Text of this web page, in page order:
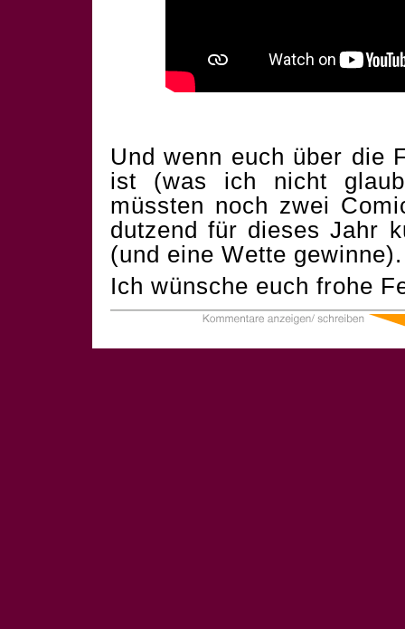
Und wenn euch über die
ist (was ich nicht
müssten noch zwei
dutzend für dieses Jahr
(und eine Wette
Ich wünsche euch frohe